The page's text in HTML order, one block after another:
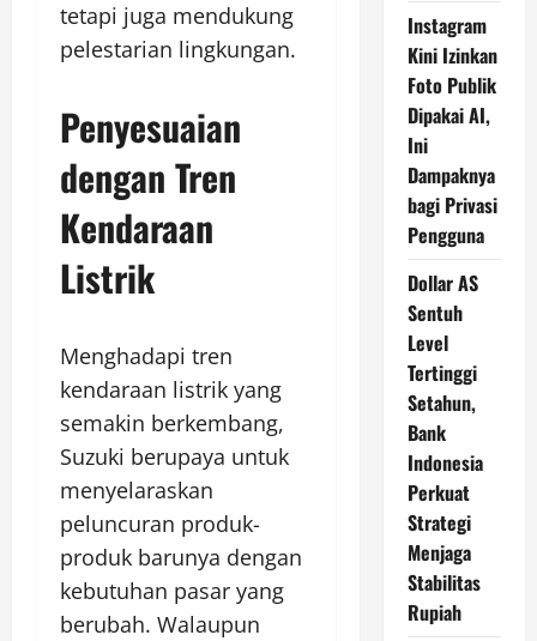
tetapi juga mendukung
pelestarian lingkungan.
Penyesuaian
dengan Tren
Kendaraan
Listrik
Menghadapi tren
kendaraan listrik yang
semakin berkembang,
Suzuki berupaya untuk
menyelaraskan
peluncuran produk-
produk barunya dengan
kebutuhan pasar yang
berubah. Walaupun
Instagram
Kini Izinkan
Foto Publik
Dipakai AI,
Ini
Dampaknya
bagi Privasi
Pengguna
Dollar AS
Sentuh
Level
Tertinggi
Setahun,
Bank
Indonesia
Perkuat
Strategi
Menjaga
Stabilitas
Rupiah